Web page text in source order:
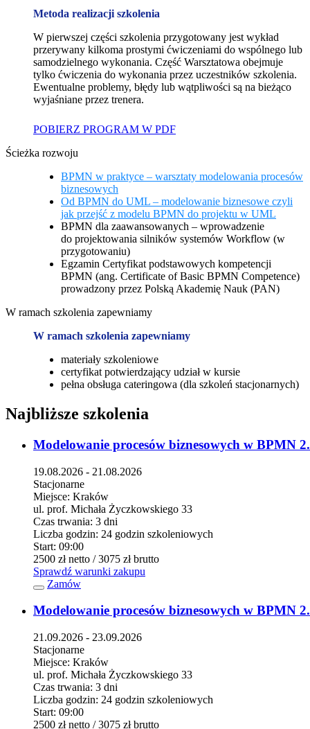
Metoda realizacji szkolenia
W pierwszej części szkolenia przygotowany jest wykład
przerywany kilkoma prostymi ćwiczeniami do wspólnego lub
samodzielnego wykonania. Część Warsztatowa obejmuje
tylko ćwiczenia do wykonania przez uczestników szkolenia.
Ewentualne problemy, błędy lub wątpliwości są na bieżąco
wyjaśniane przez trenera.
POBIERZ PROGRAM W PDF
Ścieżka rozwoju
BPMN w praktyce – warsztaty modelowania procesów
biznesowych
Od BPMN do UML – modelowanie biznesowe czyli
jak przejść z modelu BPMN do projektu w UML
BPMN dla zaawansowanych – wprowadzenie
do projektowania silników systemów Workflow (w
przygotowaniu)
Egzamin Certyfikat podstawowych kompetencji
BPMN (ang. Certificate of Basic BPMN Competence)
prowadzony przez Polską Akademię Nauk (PAN)
W ramach szkolenia zapewniamy
W ramach szkolenia zapewniamy
materiały szkoleniowe
certyfikat potwierdzający udział w kursie
pełna obsługa cateringowa (dla szkoleń stacjonarnych)
Najbliższe szkolenia
Modelowanie procesów biznesowych w BPMN
19.08.2026 - 21.08.2026
Stacjonarne
Miejsce: Kraków
ul. prof. Michała Życzkowskiego 33
Czas trwania: 3 dni
Liczba godzin: 24 godzin szkoleniowych
Start: 09:00
2500 złnetto / 3075 złbrutto
Sprawdź warunki zakupu
Zamów
Modelowanie procesów biznesowych w BPMN
21.09.2026 - 23.09.2026
Stacjonarne
Miejsce: Kraków
ul. prof. Michała Życzkowskiego 33
Czas trwania: 3 dni
Liczba godzin: 24 godzin szkoleniowych
Start: 09:00
2500 złnetto / 3075 złbrutto